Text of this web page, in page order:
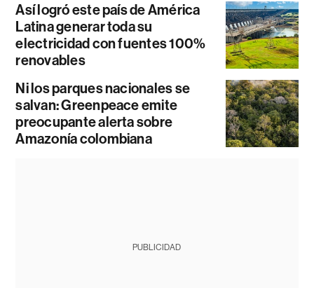
Así logró este país de América
Latina generar toda su
electricidad con fuentes 100%
renovables
Ni los parques nacionales se
salvan: Greenpeace emite
preocupante alerta sobre
Amazonía colombiana
PUBLICIDAD